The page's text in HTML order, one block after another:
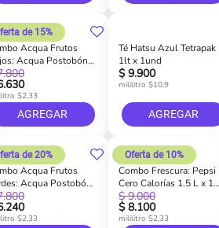
Acqua Frutos
Acqua Postobón
Rojos 1.5 L x 2
de 15%
$2,33
AGREGAR
Té Hatsu Azul Tetrapak
1lt x 1und
$ 9.900
mililitro $10,9
AGREGAR
Acqua Frutos
Acqua Postobón
Verdes 1.5 L x 2
de 20%
$2,33
Combo Frescura: Pepsi
Cero Calorías 1.5 L x 1
und + Soda Bretaña 1.5 L
x 1 und
$ 8.100
$ 9.000
Oferta de 10%
mililitro $2,33